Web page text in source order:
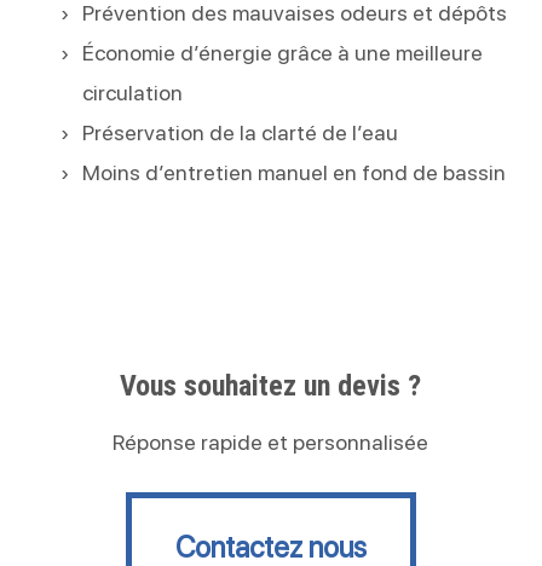
Prévention des mauvaises odeurs et dépôts
Économie d’énergie grâce à une meilleure
circulation
Préservation de la clarté de l’eau
Moins d’entretien manuel en fond de bassin
Vous souhaitez un devis ?
Réponse rapide et personnalisée
Contactez nous
Contactez nous